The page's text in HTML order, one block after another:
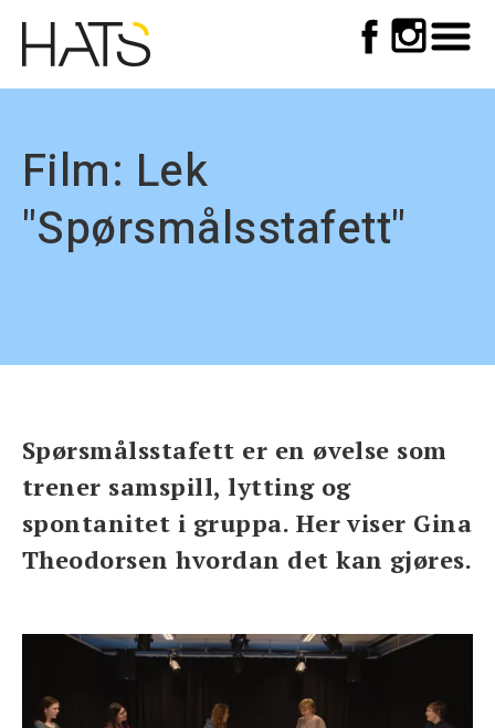
main
navigation
Top
meny
Film: Lek
"Spørsmålsstafett"
Spørsmålsstafett er en øvelse som
trener samspill, lytting og
spontanitet i gruppa. Her viser Gina
Theodorsen hvordan det kan gjøres.